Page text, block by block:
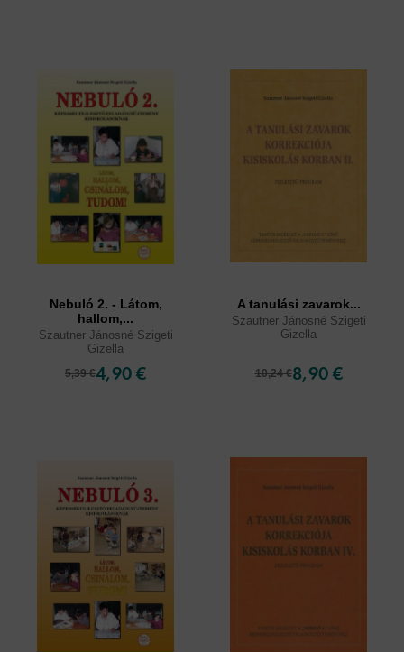
Nebuló 2. - Látom,
hallom,...
Szautner Jánosné Szigeti
Gizella
5,39 €4,90 €
A tanulási zavarok...
Szautner Jánosné Szigeti
Gizella
10,24 €8,90 €